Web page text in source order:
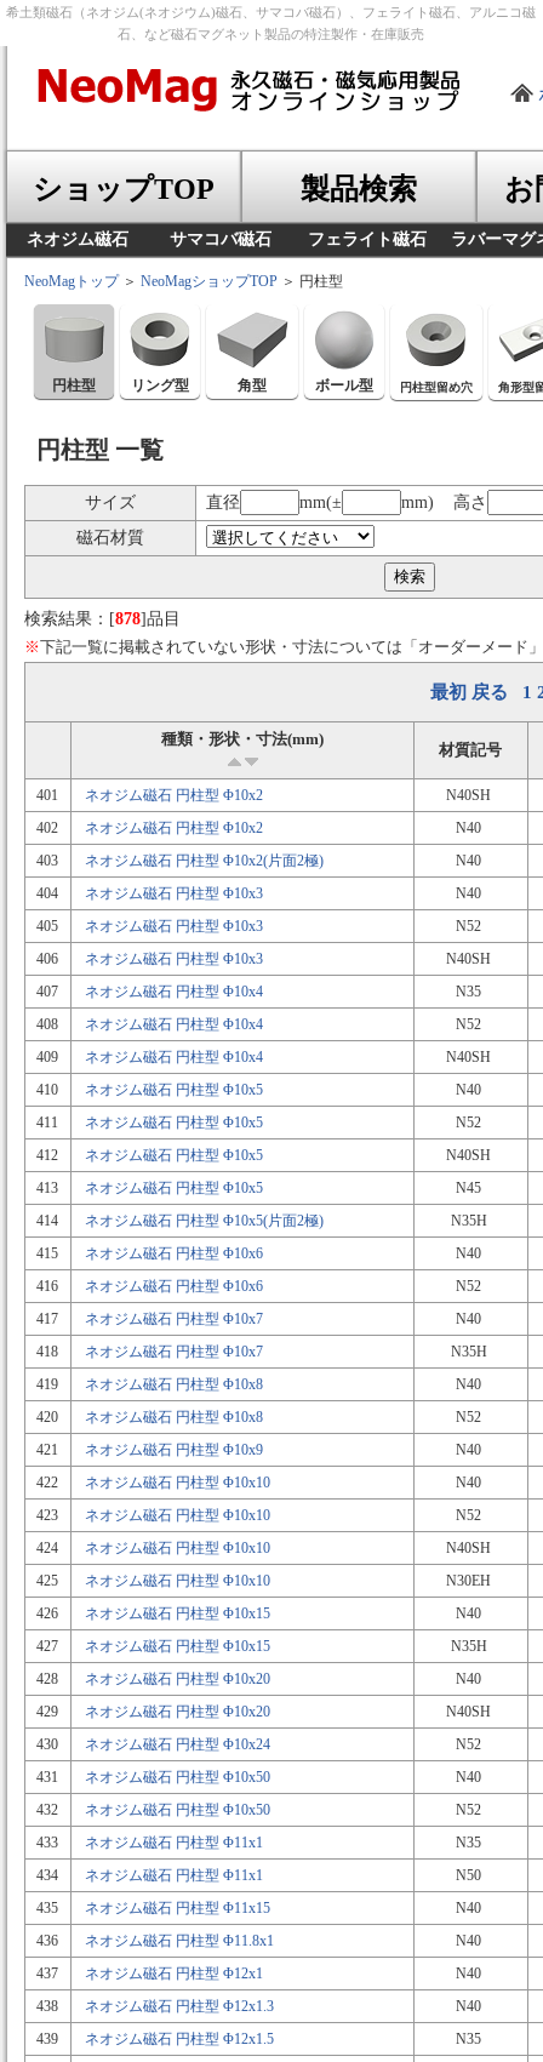
希土類磁石（ネオジム(ネオジウム)磁石、サマコバ磁石）、フェライト磁石、アルニコ磁
石、など磁石マグネット製品の特注製作・在庫販売
ショップTOP 製品検索 お
ネオジム磁石 サマコバ磁石 フェライト磁石 ラバーマグ
NeoMagトップ＞ NeoMagショップTOP ＞ 円柱型
円柱型 リング型 角型 ボール型 円柱型留め穴 角形型
円柱型 一覧
サイズ 直径 mm(±
mm) 高さ
磁石材質
検索結果：[878]品目
※下記一覧に掲載されていない形状・寸法については「オーダーメード
最初 戻る 1
種類・形状・寸法(mm)
材質記号
401 ネオジム磁石 円柱型 Φ10x2
N40SH
402
ネオジム磁石 円柱型 Φ10x2
N40
403
ネオジム磁石 円柱型 Φ10x2(片面2極)
N40
404
ネオジム磁石 円柱型 Φ10x3
N40
405
ネオジム磁石 円柱型 Φ10x3
N52
406
ネオジム磁石 円柱型 Φ10x3
N40SH
407
ネオジム磁石 円柱型 Φ10x4
N35
408
ネオジム磁石 円柱型 Φ10x4
N52
409
ネオジム磁石 円柱型 Φ10x4
N40SH
410
ネオジム磁石 円柱型 Φ10x5
N40
411
ネオジム磁石 円柱型 Φ10x5
N52
412
ネオジム磁石 円柱型 Φ10x5
N40SH
413
ネオジム磁石 円柱型 Φ10x5
N45
414
ネオジム磁石 円柱型 Φ10x5(片面2極)
N35H
415
ネオジム磁石 円柱型 Φ10x6
N40
416
ネオジム磁石 円柱型 Φ10x6
N52
417
ネオジム磁石 円柱型 Φ10x7
N40
418
ネオジム磁石 円柱型 Φ10x7
N35H
419
ネオジム磁石 円柱型 Φ10x8
N40
420
ネオジム磁石 円柱型 Φ10x8
N52
421
ネオジム磁石 円柱型 Φ10x9
N40
422
ネオジム磁石 円柱型 Φ10x10
N40
423
ネオジム磁石 円柱型 Φ10x10
N52
424
ネオジム磁石 円柱型 Φ10x10
N40SH
425
ネオジム磁石 円柱型 Φ10x10
N30EH
426
ネオジム磁石 円柱型 Φ10x15
N40
427
ネオジム磁石 円柱型 Φ10x15
N35H
428
ネオジム磁石 円柱型 Φ10x20
N40
429
ネオジム磁石 円柱型 Φ10x20
N40SH
430
ネオジム磁石 円柱型 Φ10x24
N52
431
ネオジム磁石 円柱型 Φ10x50
N40
432
ネオジム磁石 円柱型 Φ10x50
N52
433
ネオジム磁石 円柱型 Φ11x1
N35
434
ネオジム磁石 円柱型 Φ11x1
N50
435
ネオジム磁石 円柱型 Φ11x15
N40
436
ネオジム磁石 円柱型 Φ11.8x1
N40
437
ネオジム磁石 円柱型 Φ12x1
N40
438
ネオジム磁石 円柱型 Φ12x1.3
N40
439
ネオジム磁石 円柱型 Φ12x1.5
N35